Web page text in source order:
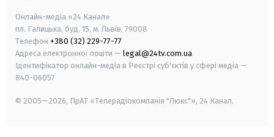
Онлайн-медіа «24 Канал»
пл. Галицька, буд. 15, м. Львів, 79008
Телефон +380 (32) 229-77-77
Адреса електронної пошти — legal@24tv.com.ua
Ідентифікатор онлайн-медіа в Реєстрі суб'єктів у сфері медіа —
R40-06057
© 2005—2026, ПрАТ «Телерадіокомпанія "Люкс"», 24 Канал.